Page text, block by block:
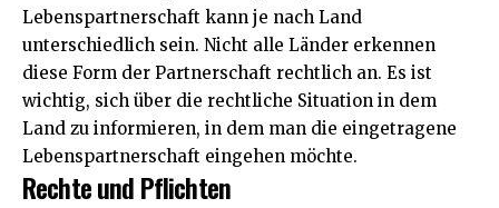
Lebenspartnerschaft kann je nach Land
unterschiedlich sein. Nicht alle Länder erkennen
diese Form der Partnerschaft rechtlich an. Es ist
wichtig, sich über die rechtliche Situation in dem
Land zu informieren, in dem man die eingetragene
Lebenspartnerschaft eingehen möchte.
Rechte und Pflichten